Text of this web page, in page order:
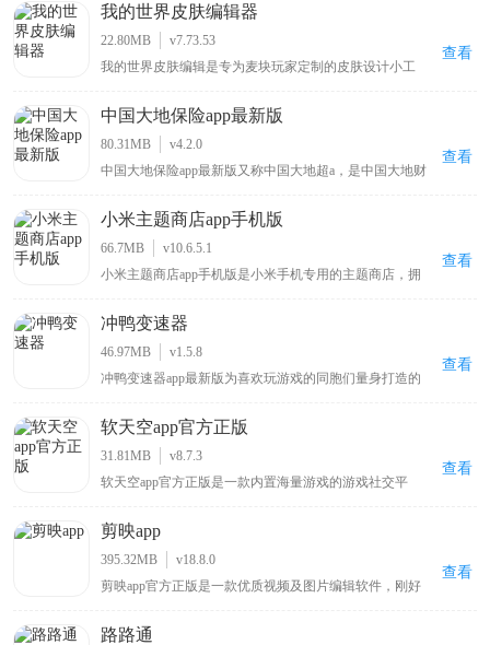
曲音乐下载到本地，让你即便没有网络也能自由听歌，若
你喜欢听歌，这一能畅享丰富音乐资源且可离线播放的播
放器值得关注。
我的世界皮肤编辑器
22.80MB
v7.73.53
我的世界皮肤编辑是专为麦块玩家定制的皮肤设计小工
新游戏体验，软件提供前后左右和俯仰六个视角方便涂
色，确保无死角遗漏，绘制完成的皮肤可直接保存至手机
相册，便于随时使用 。
查看
中国大地保险app最新版
80.31MB
v4.2.0
中国大地保险app最新版又称中国大地超a，是中国大地财
在线咨询办理业务，提前了解业务范围，为车主提供便捷
的保险查询与办理渠道，助力用户轻松掌握车险信息及完
成相关业务操作。
查看
小米主题商店app手机版
66.7MB
v10.6.5.1
小米主题商店app手机版是小米手机专用的主题商店，拥
同，同时该APP对安卓原生系统进行优化改良，可使手机
运行更流畅、操作更快捷，在KK下载站可下载体验这一
能为小米手机带来独特体验与性能优化的主题商店APP 。
查看
冲鸭变速器
46.97MB
v1.5.8
冲鸭变速器app最新版为喜欢玩游戏的同胞们量身打造的
键搜索的到，非常全面；并且玩热门游戏加速减速任你说
了算，玩游戏就要玩出畅快感！而且使用​冲鸭变速器app
最新版能够帮助用户加快游戏进度，让你可以随时在这里
加快自己的游戏进程，直接畅玩各种游戏，非常适合那些
味的游戏情节，再也不用担心自己需要面对无聊的游戏剧
情内容啦。
查看
软天空app官方正版
31.81MB
v8.7.3
软天空app官方正版是一款内置海量游戏的游戏社交平
游戏日常动态展示游戏生活，通过分享帖子寻找志同道合
的朋友交流，此外游戏玩家还能在上面找到大神编写的各
种游戏攻略以学习更多游戏技巧，欢迎感兴趣的朋友下载
玩耍！
查看
剪映app
395.32MB
v18.8.0
剪映app官方正版是一款优质视频及图片编辑软件，刚好
使用炫酷特效、滤镜效果，让成品媲美电影，整个过程简
查看
路路通